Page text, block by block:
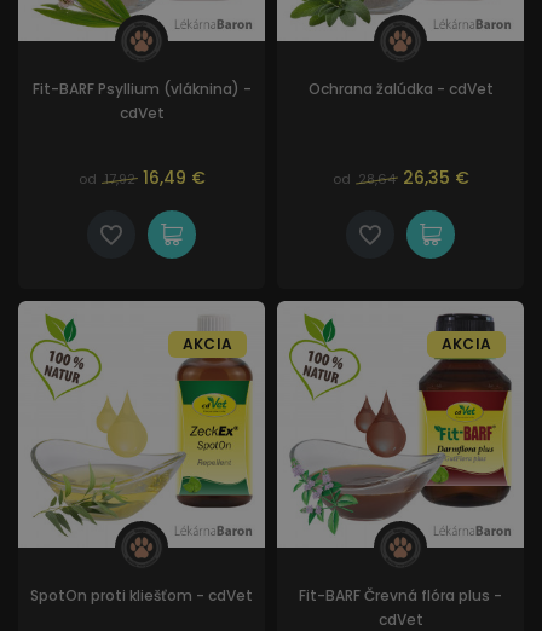
Fit-BARF Psyllium (vláknina) -
cdVet
od 17,92 16,49 €
Ochrana žalúdka - cdVet
od 28,64 26,35 €
SpotOn proti kliešťom - cdVet
AKCIA
Fit-BARF Črevná flóra plus -
cdVet
AKCIA